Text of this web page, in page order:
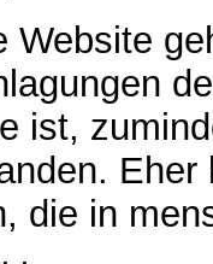
Website
ist,
die in